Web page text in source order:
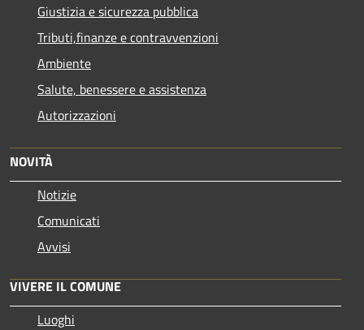
Giustizia e sicurezza pubblica
Tributi,finanze e contravvenzioni
Ambiente
Salute, benessere e assistenza
Autorizzazioni
NOVITÀ
Notizie
Comunicati
Avvisi
VIVERE IL COMUNE
Luoghi